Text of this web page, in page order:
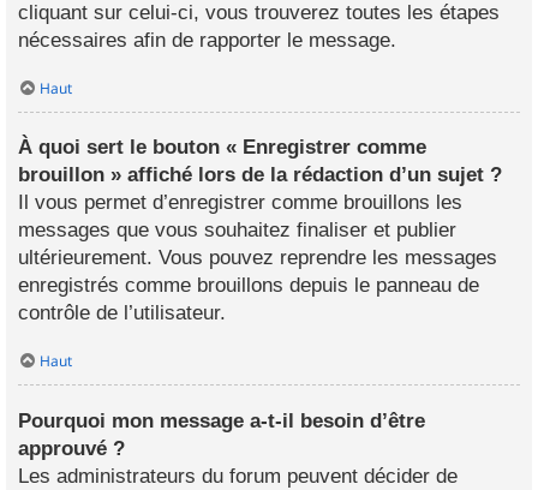
cliquant sur celui-ci, vous trouverez toutes les étapes
nécessaires afin de rapporter le message.
Haut
À quoi sert le bouton « Enregistrer comme
brouillon » affiché lors de la rédaction d’un sujet ?
Il vous permet d’enregistrer comme brouillons les
messages que vous souhaitez finaliser et publier
ultérieurement. Vous pouvez reprendre les messages
enregistrés comme brouillons depuis le panneau de
contrôle de l’utilisateur.
Haut
Pourquoi mon message a-t-il besoin d’être
approuvé ?
Les administrateurs du forum peuvent décider de